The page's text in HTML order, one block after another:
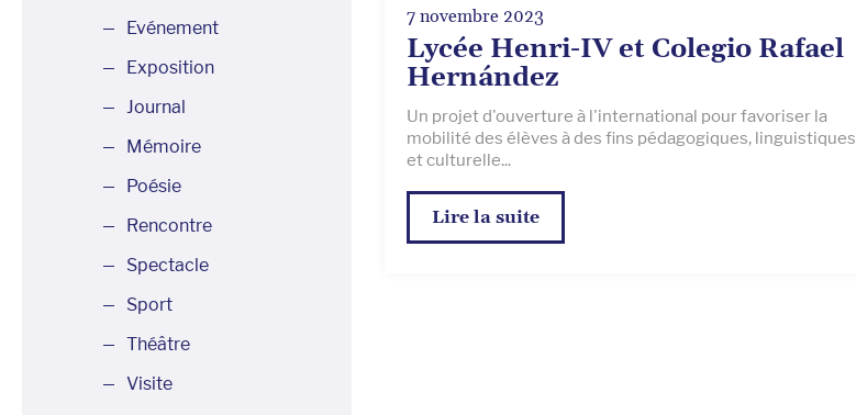
Evénement
Exposition
Journal
Mémoire
Poésie
Rencontre
Spectacle
Sport
Théâtre
Visite
7 novembre 2023
Lycée Henri-IV et Colegio Rafael
Hernández
Un projet d'ouverture à l'international pour favoriser la
mobilité des élèves à des fins pédagogiques, linguistiques
et culturelle...
Lire la suite